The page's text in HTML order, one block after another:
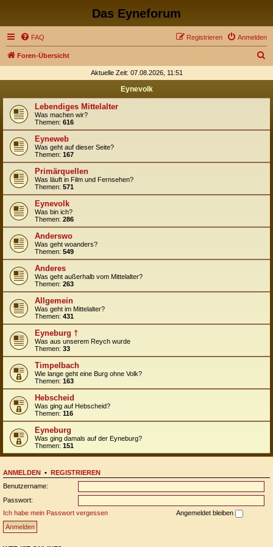
Das Eyneforum
FAQ Anmelden
Registrieren
Foren-Übersicht
h
Aktuelle Zeit: 07.08.2026, 11:51
Eynevolk
Lebendiges Mittelalter
Was machen wir?
Themen: 616
Eyneweb
Was geht auf dieser Seite?
Themen: 167
Primärquellen
Was läuft in Film und Fernsehen?
Themen: 571
Eynevolk
Was bin ich?
Themen: 286
Anderswo
Was geht woanders?
Themen: 549
Anderes
Was geht außerhalb vom Mittelalter?
Themen: 263
Allgemein
Was geht im Mittelalter?
Themen: 431
Eyneburg †
Was aus unserem Reych wurde
Themen: 33
Timpelbach
Wie lange geht eine Burg ohne Volk?
Themen: 163
Hebscheid
Was ging auf Hebscheid?
Themen: 116
Eyneburg
Was ging damals auf der Eyneburg?
Themen: 151
ANMELDEN • REGISTRIEREN
Benutzername:
Passwort:
Ich habe mein Passwort vergessen
Angemeldet bleiben